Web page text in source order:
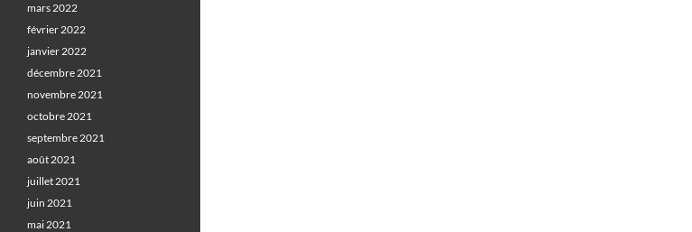
mars 2022
février 2022
janvier 2022
décembre 2021
novembre 2021
octobre 2021
septembre 2021
août 2021
juillet 2021
juin 2021
mai 2021